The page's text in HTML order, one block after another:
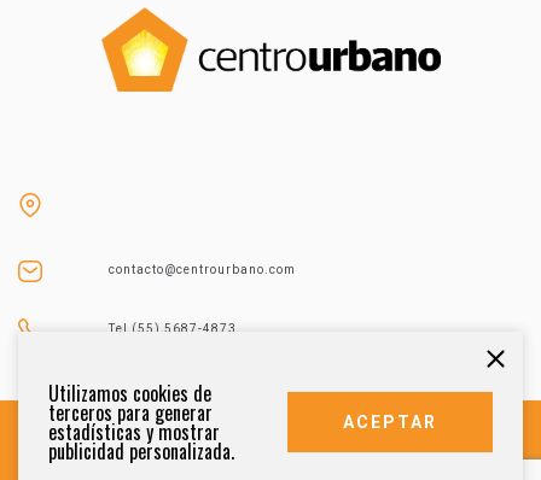
contacto@centrourbano.com
Tel (55) 5687-4873
Utilizamos cookies de
terceros para generar
estadísticas y mostrar
publicidad personalizada.
ACEPTAR